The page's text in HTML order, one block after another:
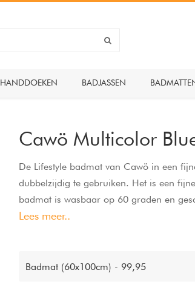
HANDDOEKEN BADJASSEN
Cawö Multicolor
De Lifestyle badmat van Cawö in een
dubbelzijdig te gebruiken. Het is een
badmat is wasbaar op 60 graden en
de kleurrijke stroken die aan elkaar zijn
Lees meer..
Badmat (60x100cm) - 99,95